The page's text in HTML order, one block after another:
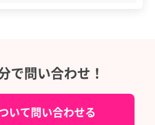
で問い合わせ！
いて問い合わせる